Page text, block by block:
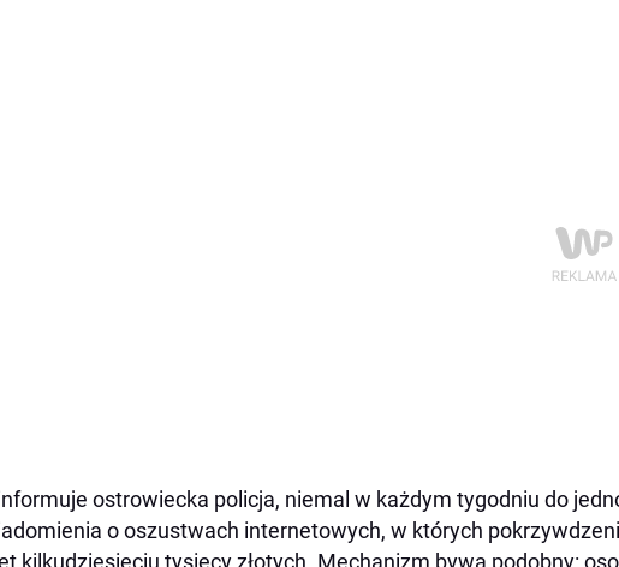
ostrowiecka policja, niemal w każdym tygodniu do
o oszustwach internetowych, w których
kilkudziesięciu tysięcy złotych. Mechanizm bywa podobny: